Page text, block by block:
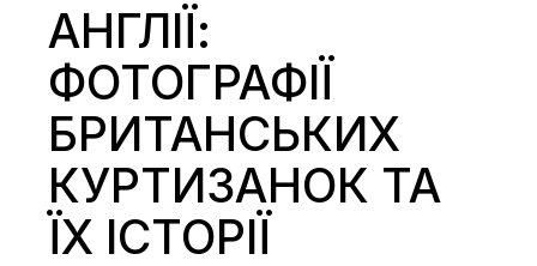
АНГЛІЇ:
ФОТОГРАФІЇ
БРИТАНСЬКИХ
КУРТИЗАНОК ТА
ЇХ ІСТОРІЇ